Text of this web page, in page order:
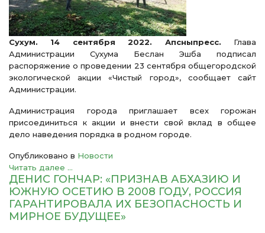
Сухум. 14 сентября 2022. Апсныпресс. Глава
Администрации Сухума Беслан Эшба подписал
распоряжение о проведении 23 сентября общегородской
экологической акции «Чистый город», сообщает сайт
Администрации.
Администрация города приглашает всех горожан
присоединиться к акции и внести свой вклад в общее
дело наведения порядка в родном городе.
Опубликовано в Новости
Читать далее ...
ДЕНИС ГОНЧАР: «ПРИЗНАВ АБХАЗИЮ И
ЮЖНУЮ ОСЕТИЮ В 2008 ГОДУ, РОССИЯ
ГАРАНТИРОВАЛА ИХ БЕЗОПАСНОСТЬ И
МИРНОЕ БУДУЩЕЕ»